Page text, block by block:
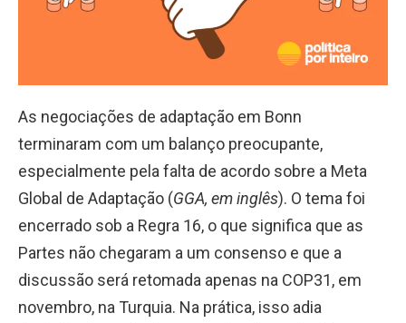
As negociações de adaptação em Bonn
terminaram com um balanço preocupante,
especialmente pela falta de acordo sobre a Meta
Global de Adaptação (GGA, em inglês). O tema foi
encerrado sob a Regra 16, o que significa que as
Partes não chegaram a um consenso e que a
discussão será retomada apenas na COP31, em
novembro, na Turquia. Na prática, isso adia